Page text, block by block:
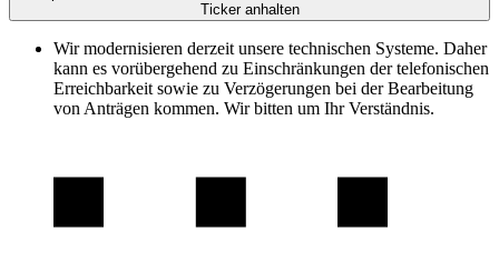
Ticker anhalten
Wir modernisieren derzeit unsere technischen Systeme. Daher
kann es vorübergehend zu Einschränkungen der telefonischen
Erreichbarkeit sowie zu Verzögerungen bei der Bearbeitung
von Anträgen kommen. Wir bitten um Ihr Verständnis.